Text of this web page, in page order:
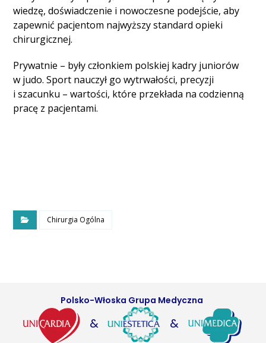
wiedzę, doświadczenie i nowoczesne podejście, aby
zapewnić pacjentom najwyższy standard opieki
chirurgicznej.
Prywatnie – były członkiem polskiej kadry juniorów
w judo. Sport nauczył go wytrwałości, precyzji
i szacunku – wartości, które przekłada na codzienną
pracę z pacjentami.
Chirurgia Ogólna
Polsko-Włoska Grupa Medyczna
& &